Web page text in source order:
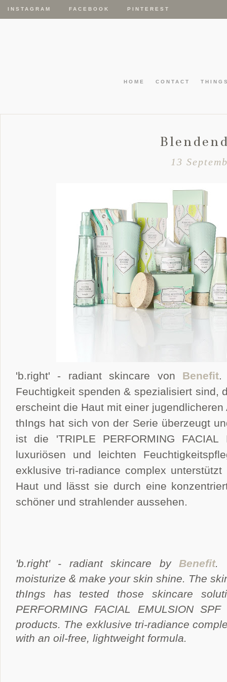
INSTAGRAM FACEBOOK PINTEREST
HOME CONTACT
13
'b.right' - radiant skincare von Benefit.
Feuchtigkeit spenden & spezialisiert sind,
erscheint die Haut mit einer jugendlicheren
thIngs hat sich von der Serie überzeugt
ist die 'TRIPLE PERFORMING
luxuriösen und leichten
exklusive tri-radiance complex
Haut und lässt sie durch eine
schöner und strahlender aussehen.
'b.right' - radiant skincare by Benefit.
moisturize & make your skin shine. The
thIngs has tested those skincare
PERFORMING FACIAL EMULSION
products. The exklusive tri-radiance
with an oil-free, lightweight formula.